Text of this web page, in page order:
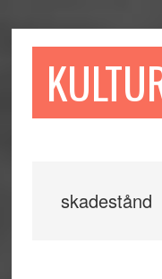
till
till
sidofältet
till
skadestånd